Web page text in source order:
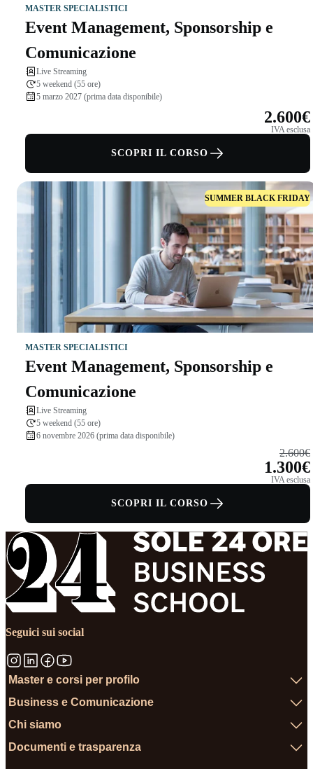
MASTER SPECIALISTICI
Event Management, Sponsorship e
Comunicazione
Live Streaming
5 weekend (55 ore)
5 marzo 2027 (prima data disponibile)
2.600€
IVA esclusa
SCOPRI IL CORSO
SUMMER BLACK FRIDAY
MASTER SPECIALISTICI
Event Management, Sponsorship e
Comunicazione
Live Streaming
5 weekend (55 ore)
6 novembre 2026 (prima data disponibile)
2.600€
1.300€
IVA esclusa
SCOPRI IL CORSO
Seguici sui social
Master e corsi per profilo
Business e Comunicazione
Chi siamo
Documenti e trasparenza